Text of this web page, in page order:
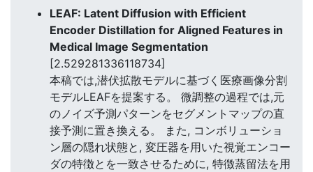
LEAF: Latent Diffusion with Efficient
Encoder Distillation for Aligned Features in
Medical Image Segmentation
[2.529281336118734]
本稿では,潜伏拡散モデルに基づく医療画像分割
モデルLEAFを提案する。 微調整の過程では,元
のノイズ予測パターンをセグメントマップの直
接予測に置き換える。 また, コンボリューショ
ン層の隠れ状態と, 変圧器を用いた視覚エンコー
ダの特徴とを一致させるために, 特徴蒸留法を用